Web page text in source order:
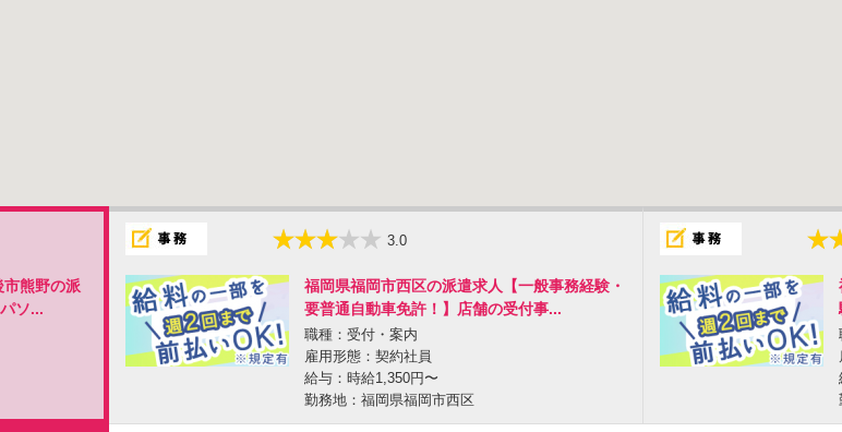
市熊野の派
ソ...
3.0
福岡県福岡市西区の派遣求人【一般事務経験・
要普通自動車免許！】店舗の受付事...
職種：受付・案内
雇用形態：契約社員
給与：時給1,350円〜
勤務地：福岡県福岡市西区